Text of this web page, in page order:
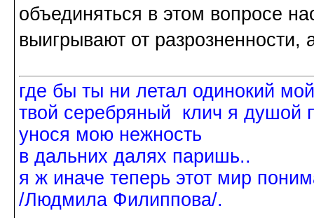
объединяться в этом вопросе
выигрывают от разрозненности,
где бы ты ни летал одинокий
твой серебряный клич я душой
унося мою нежность
в дальних далях паришь..
я ж иначе теперь этот мир
/Людмила Филиппова/.